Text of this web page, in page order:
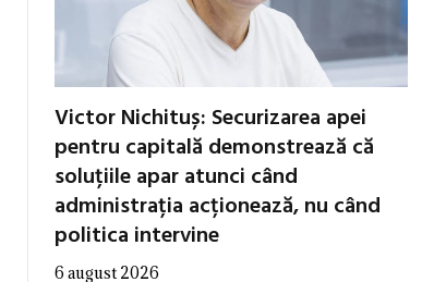
Victor Nichituș: Securizarea apei
pentru capitală demonstrează că
soluțiile apar atunci când
administrația acționează, nu când
politica intervine
6 august 2026